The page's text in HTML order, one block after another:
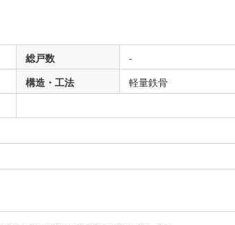
総戸数
-
構造・工法
軽量鉄骨